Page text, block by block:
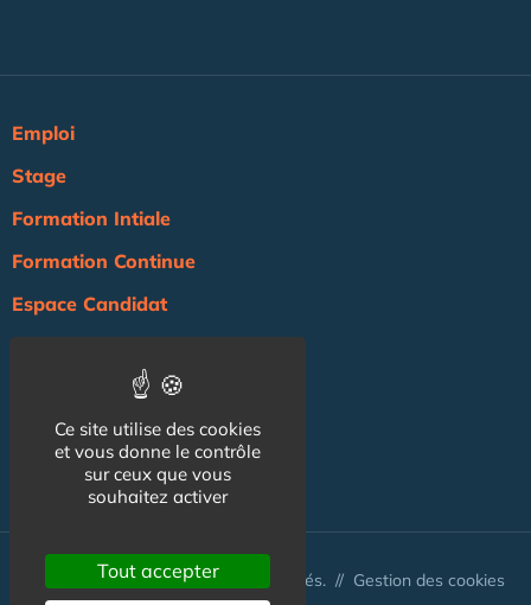
Emploi
Stage
Formation Intiale
Formation Continue
Espace Candidat
Agenda
NOS AUTRES SITES :
© Australis 2026 - Tous droits réservés. // Gestion des cookies
Ce site utilise des cookies
et vous donne le contrôle
sur ceux que vous
souhaitez activer
Tout accepter